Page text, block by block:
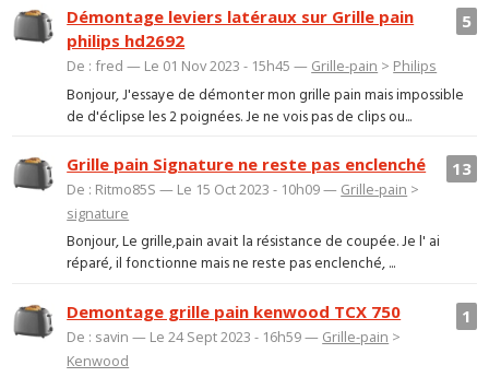
5
Démontage leviers latéraux sur Grille pain
philips hd2692
De : fred — Le 01 Nov 2023 - 15h45 — Grille-pain > Philips
Bonjour, J'essaye de démonter mon grille pain mais impossible
de d'éclipse les 2 poignées. Je ne vois pas de clips ou...
13
Grille pain Signature ne reste pas enclenché
De : Ritmo85S — Le 15 Oct 2023 - 10h09 — Grille-pain >
signature
Bonjour, Le grille,pain avait la résistance de coupée. Je l' ai
réparé, il fonctionne mais ne reste pas enclenché, ...
1
Demontage grille pain kenwood TCX 750
De : savin — Le 24 Sept 2023 - 16h59 — Grille-pain >
Kenwood